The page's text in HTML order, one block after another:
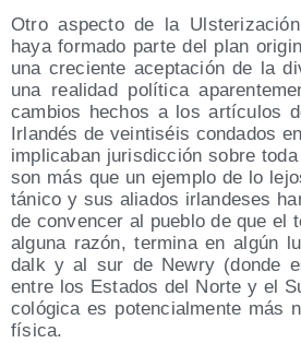
Otro aspec­to de la
haya for­ma­do par­te del plan
una cre­cien­te acep­ta­ción de la
una reali­dad polí­ti­ca
cam­bios hechos a los artícu­los
Irlan­dés de vein­ti­séis con­da­dos
impli­ca­ban juris­dic­ción sobre
son más que un ejem­plo de lo
tá­ni­co y sus alia­dos irlan­de­ses
de con­ven­cer al pue­blo de que el
algu­na razón, ter­mi­na en algún
dalk y al sur de Newry (don­de
entre los Esta­dos del Nor­te y el
co­ló­gi­ca es poten­cial­men­te más
física.